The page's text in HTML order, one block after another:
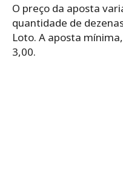
O preço da aposta
quantidade de
Loto. A aposta
3,00.